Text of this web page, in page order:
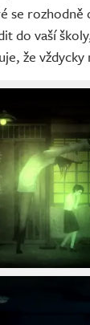
se
do vaší
že